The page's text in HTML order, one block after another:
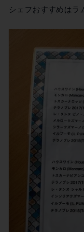
シェフおすすめはラ